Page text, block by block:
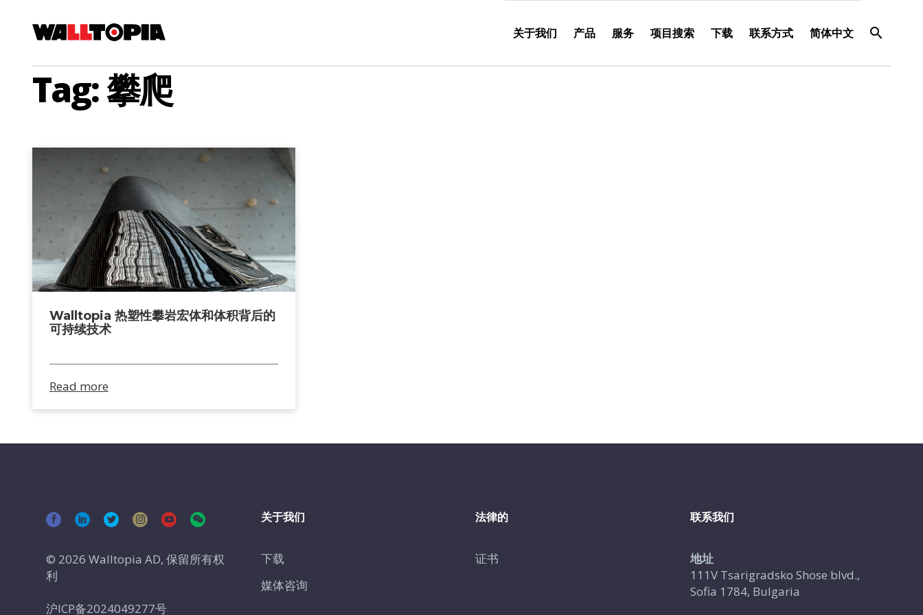
关于我们 产品 服务 项目搜索 下载 联系方式 简体中文
Tag: 攀爬
Walltopia 热塑性攀岩宏体和体积背后的
可持续技术
Read more
© 2026 Walltopia AD, 保留所有权
利
沪ICP备2024049277号
关于我们
下载
媒体咨询
法律的
证书
联系我们
地址
111V Tsarigradsko Shose blvd.,
Sofia 1784, Bulgaria